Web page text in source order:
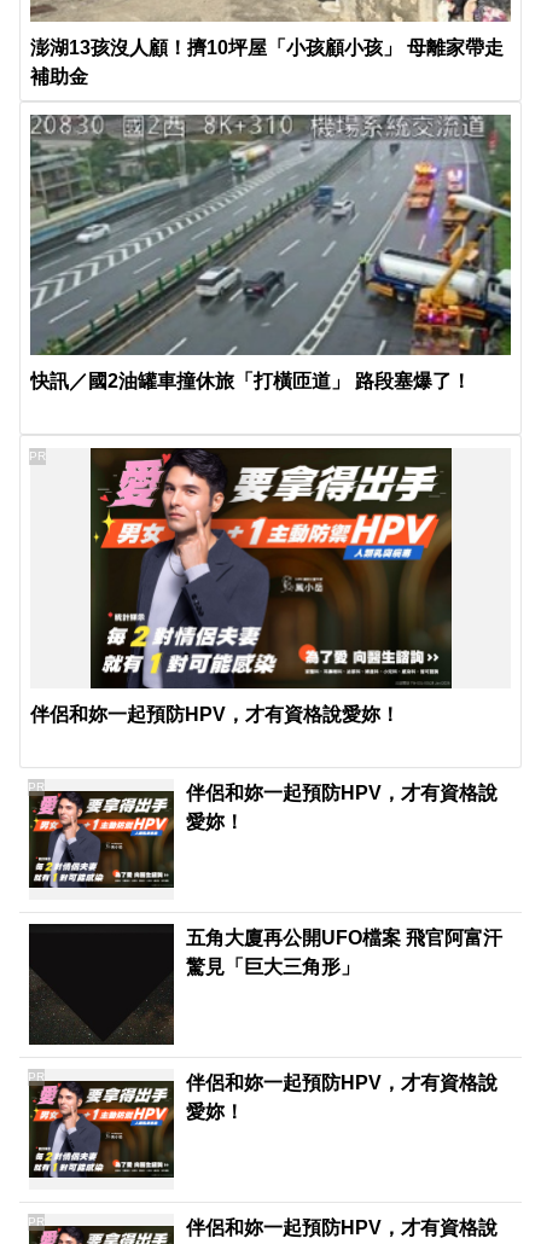
澎湖13孩沒人顧！擠10坪屋「小孩顧小孩」 母離家帶走
補助金
快訊／國2油罐車撞休旅「打橫匝道」 路段塞爆了！
伴侶和妳一起預防HPV，才有資格說愛妳！
PR
伴侶和妳一起預防HPV，才有資格說
愛妳！
PR
五角大廈再公開UFO檔案 飛官阿富汗
驚見「巨大三角形」
伴侶和妳一起預防HPV，才有資格說
愛妳！
PR
伴侶和妳一起預防HPV，才有資格說
PR